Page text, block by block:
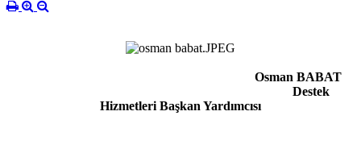
Osman BABAT
Destek
Hizmetleri Başkan Yardımcısı